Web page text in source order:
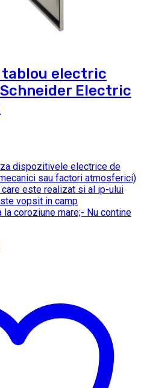
electric
Electric
dispozitivele electrice de
sau factori atmosferici)
este realizat si al ip-ului
vopsit in camp
coroziune mare;- Nu contine